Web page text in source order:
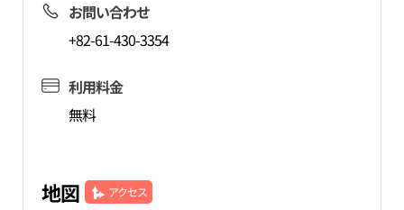
お問い合わせ
+82-61-430-3354
利用料金
無料
地図 アクセス